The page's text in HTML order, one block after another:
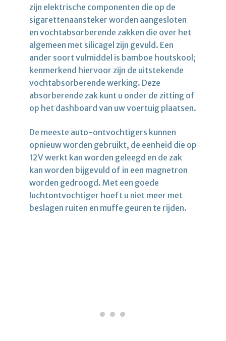
zijn elektrische componenten die op de
sigarettenaansteker worden aangesloten
en vochtabsorberende zakken die over het
algemeen met silicagel zijn gevuld. Een
ander soort vulmiddel is bamboe houtskool;
kenmerkend hiervoor zijn de uitstekende
vochtabsorberende werking. Deze
absorberende zak kunt u onder de zitting of
op het dashboard van uw voertuig plaatsen.
De meeste auto-ontvochtigers kunnen
opnieuw worden gebruikt, de eenheid die op
12V werkt kan worden geleegd en de zak
kan worden bijgevuld of in een magnetron
worden gedroogd. Met een goede
luchtontvochtiger hoeft u niet meer met
beslagen ruiten en muffe geuren te rijden.